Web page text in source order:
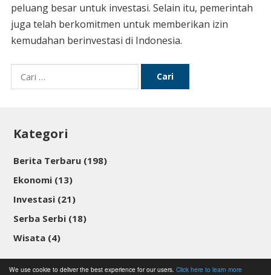
We use cookie to deliver the best experience for our users. Click here to learn more
peluang besar untuk investasi. Selain itu, pemerintah
juga telah berkomitmen untuk memberikan izin
kemudahan berinvestasi di Indonesia.
Cari
untuk:
Kategori
Berita Terbaru (198)
Ekonomi (13)
Investasi (21)
Serba Serbi (18)
Wisata (4)